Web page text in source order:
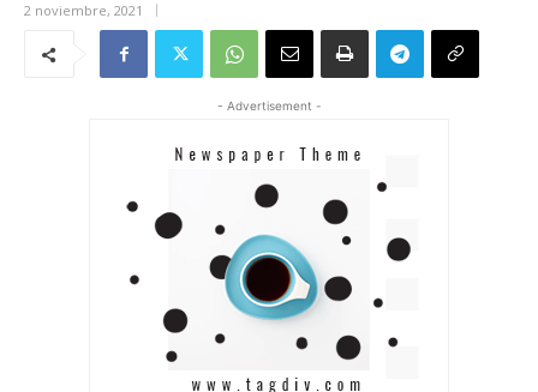
2 noviembre, 2021
- Advertisement -